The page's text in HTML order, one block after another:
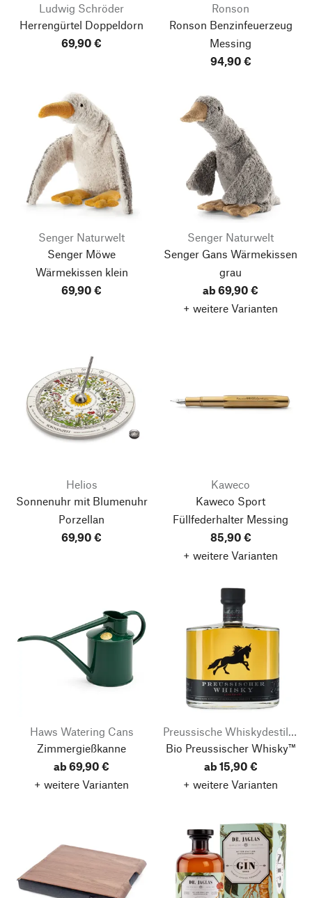
Ludwig Schröder
Herrengürtel Doppeldorn
69,90 €
Ronson
Ronson Benzinfeuerzeug
Messing
94,90 €
Senger Naturwelt
Senger Möwe
Wärmekissen klein
69,90 €
Senger Naturwelt
Senger Gans Wärmekissen
grau
ab 69,90 €
+ weitere Varianten
Helios
Sonnenuhr mit Blumenuhr
Porzellan
69,90 €
Kaweco
Kaweco Sport
Füllfederhalter Messing
85,90 €
+ weitere Varianten
Haws Watering Cans
Zimmergießkanne
ab 69,90 €
+ weitere Varianten
Preussische Whiskydestillerie
Bio Preussischer Whisky™
ab 15,90 €
+ weitere Varianten